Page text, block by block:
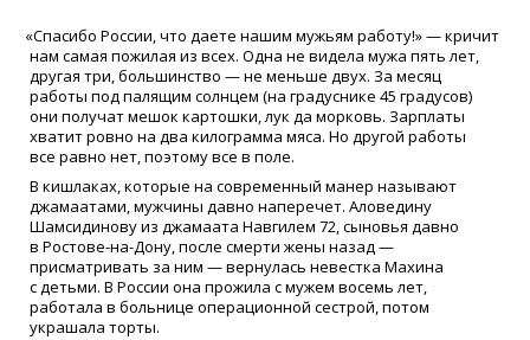
«Спасибо России, что даете нашим мужьям работу!» — кричит
нам самая пожилая из всех. Одна не видела мужа пять лет,
другая три, большинство — не меньше двух. За месяц
работы под палящим солнцем (на градуснике 45 градусов)
они получат мешок картошки, лук да морковь. Зарплаты
хватит ровно на два килограмма мяса. Но другой работы
все равно нет, поэтому все в поле.
В кишлаках, которые на современный манер называют
джамаатами, мужчины давно наперечет. Аловедину
Шамсидинову из джамаата Навгилем 72, сыновья давно
в Ростове-на-Дону, после смерти жены назад —
присматривать за ним — вернулась невестка Махина
с детьми. В России она прожила с мужем восемь лет,
работала в больнице операционной сестрой, потом
украшала торты.